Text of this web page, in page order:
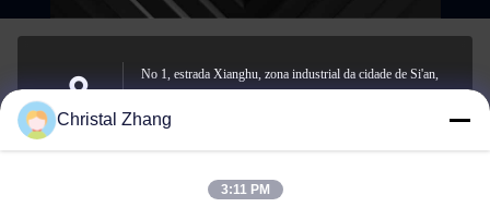
Endereço
No 1, estrada Xianghu, zona industrial da cidade de Si'an,
Zhejiang
Christal Zhang
3:11 PM